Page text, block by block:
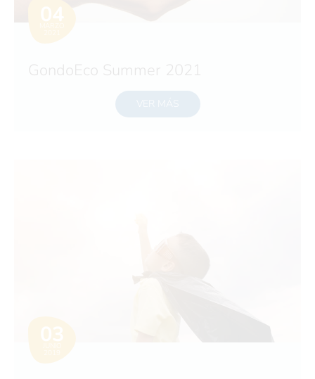
04
GondoEco Summer 2021
VER MÁS
03